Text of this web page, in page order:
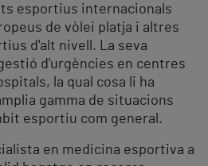
esportius internacionals
de vòlei platja i altres
d'alt nivell. La seva
d'urgències en centres
la qual cosa li ha
gamma de situacions
esportiu com general.
en medicina esportiva a